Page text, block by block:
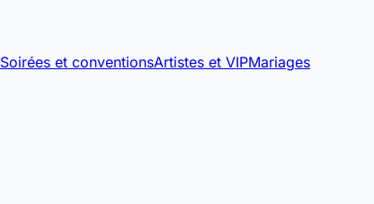
Soirées et conventionsArtistes et VIPMariages